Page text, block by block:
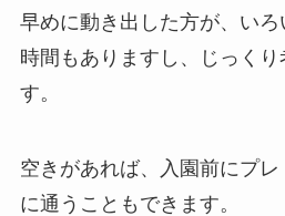
早めに動き出した方が、い
時間もありますし、じっく
す。
空きがあれば、入園前にプレ
に通うこともできます。